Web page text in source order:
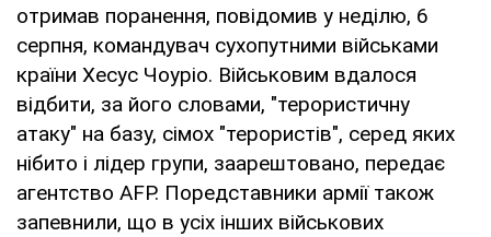
отримав поранення, повідомив у неділю, 6
серпня, командувач сухопутними військами
країни Хесус Чоуріо. Військовим вдалося
відбити, за його словами, "терористичну
атаку" на базу, сімох "терористів", серед яких
нібито і лідер групи, заарештовано, передає
агентство AFP. Поредставники армії також
запевнили, що в усіх інших військових